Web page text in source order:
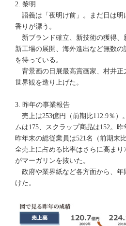
2. 黎明
語義は「夜明け前」。まだ日は明
香りが漂う。
新ブランド確立、新技術の獲得、
新工場の展開、海外進出など無数
を待っている。
背景画の日展最高賞画家、村井正
世界観を造り上げた。
3. 昨年の事業報告
売上は253億円（前期比112.9％）
ムは175、スクラップ商品は152。昨
昨年末の総従業員は521名（前期末
全売上に占める比率はさらに高まり
がマーガリンを抜いた。
政府や業界紙など各方面から、年
けた。